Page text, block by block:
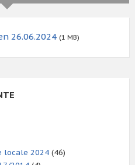
26.06.2024 (1 MB)
locale 2024 (46)